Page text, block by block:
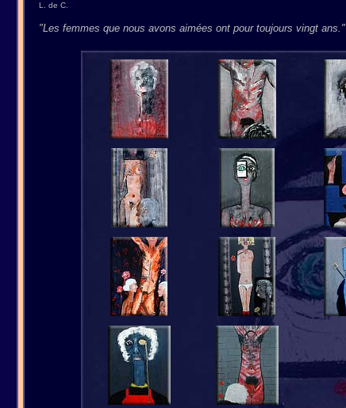
L. de C.
"Les femmes que nous avons aimées ont pour toujours vingt ans."